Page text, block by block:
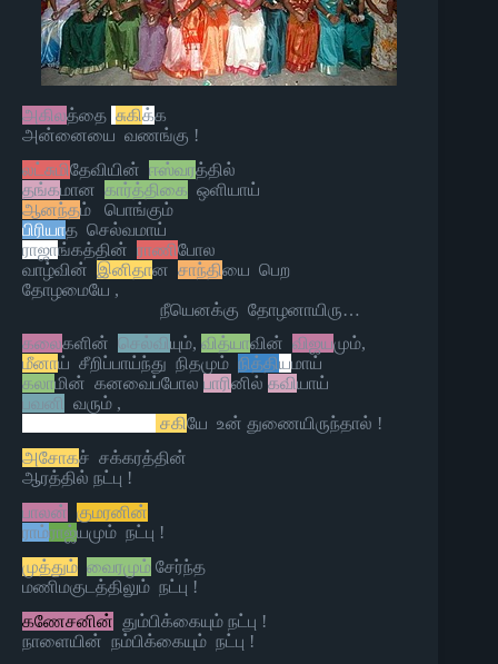
அகிலத்தை சுகிக்க
அன்னையை வணங்கு !
லட்சுமிதேவியின் ஈஸ்வரத்தில்
தங்கமான கார்த்திகை ஒளியாய்
ஆனந்தம் பொங்கும்
பிரியாத செல்வமாய்
ராஜாங்கத்தின் ராணிபோல
வாழ்வின் இனிதான சாந்தியை பெற
தோழமையே ,
நீயெனக்கு தோழனாயிரு…
கலைகளின் செல்வியும், வித்யாவின் விஜயமும்,
மீனாய் சீறிப்பாய்ந்து நிதமும் நித்தியமாய்
கலாமின் கனவைப்போல பாரினில் கவியாய்
பவனி வரும் ,
சகியே உன் துணையிருந்தால் !
அசோகச் சக்கரத்தின்
ஆரத்தில் நட்பு !
பாலன் குமரனின்
ராம்ராஜ்யமும் நட்பு !
முத்தும் வைரமும் சேர்ந்த
மணிமகுடத்திலும் நட்பு !
கணேசனின் தும்பிக்கையும் நட்பு !
நாளையின் நம்பிக்கையும் நட்பு !